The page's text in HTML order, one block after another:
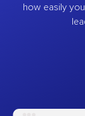
how easily